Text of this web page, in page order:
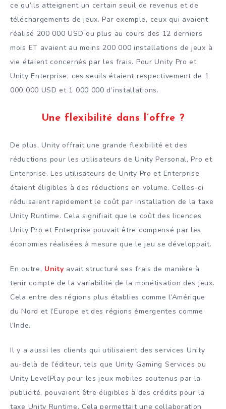
ce qu’ils atteignent un certain seuil de revenus et de
téléchargements de jeux. Par exemple, ceux qui avaient
réalisé 200 000 USD ou plus au cours des 12 derniers
mois ET avaient au moins 200 000 installations de jeux à
vie étaient concernés par les frais. Pour Unity Pro et
Unity Enterprise, ces seuils étaient respectivement de 1
000 000 USD et 1 000 000 d’installations.
Une flexibilité dans l’offre ?
De plus, Unity offrait une grande flexibilité et des
réductions pour les utilisateurs de Unity Personal, Pro et
Enterprise. Les utilisateurs de Unity Pro et Enterprise
étaient éligibles à des réductions en volume. Celles-ci
réduisaient rapidement le coût par installation de la taxe
Unity Runtime. Cela signifiait que le coût des licences
Unity Pro et Enterprise pouvait être compensé par les
économies réalisées à mesure que le jeu se développait.
En outre, Unity avait structuré ses frais de manière à
tenir compte de la variabilité de la monétisation des jeux.
Cela entre des régions plus établies comme l’Amérique
du Nord et l’Europe et des régions émergentes comme
l’Inde.
Il y a aussi les clients qui utilisaient des services Unity
au-delà de l’éditeur, tels que Unity Gaming Services ou
Unity LevelPlay pour les jeux mobiles soutenus par la
publicité, pouvaient être éligibles à des crédits pour la
taxe Unity Runtime. Cela permettait une collaboration